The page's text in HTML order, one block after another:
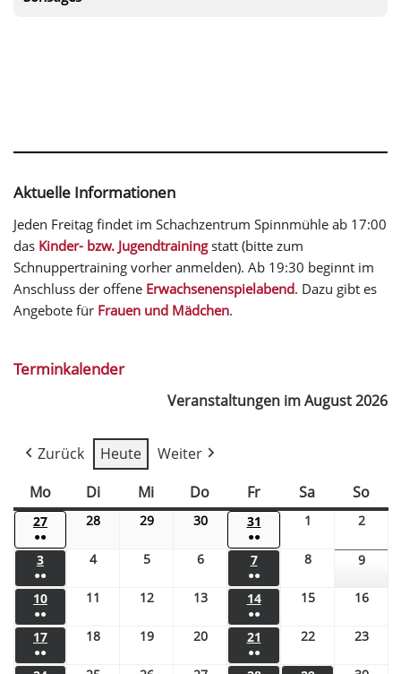
Aktuelle Informationen
Jeden Freitag findet im Schachzentrum Spinnmühle ab 17:00
das Kinder- bzw. Jugendtrainingstatt (bitte zum
Schnuppertraining vorher anmelden). Ab 19:30 beginnt im
Anschluss der offene Erwachsenenspielabend. Dazu gibt es
Angebote für Frauen und Mädchen.
Terminkalender
Veranstaltungen im August 2026
Zurück Heute
Weiter
Mo
Di Mi Do Fr Sa So
27
●●
28 29 30 31
●●
1 2
3
●●
4 5 6 7
●●
8 9
10
●●
11 12 13 14
●●
15 16
17
●●
18 19 20 21
●●
22 23